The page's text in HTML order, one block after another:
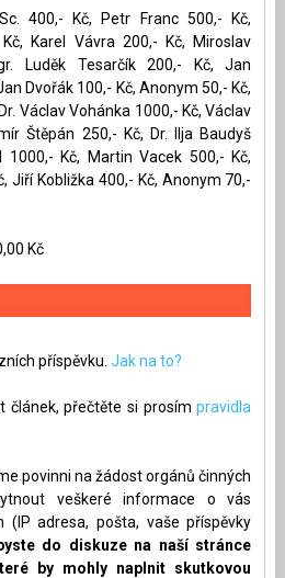
400,- Kč, Petr Franc 500,- Kč,
Karel Vávra 200,- Kč, Miroslav
Luděk Tesarčík 200,- Kč, Jan
Dvořák 100,- Kč, Anonym 50,- Kč,
Václav Vohánka 1000,- Kč, Václav
Štěpán 250,- Kč, Dr. Ilja Baudyš
1000,- Kč, Martin Vacek 500,- Kč,
Jiří Kobližka 400,- Kč, Anonym 70,-
Kč
příspěvku. Jak na to?
článek, přečtěte si prosímpravidla
povinni na žádost orgánů činných
veškeré informace o vás
(IP adresa, pošta, vaše příspěvky
do diskuze na naší stránce
by mohly naplnit skutkovou